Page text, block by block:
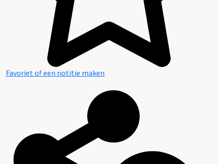
Favoriet of een notitie maken